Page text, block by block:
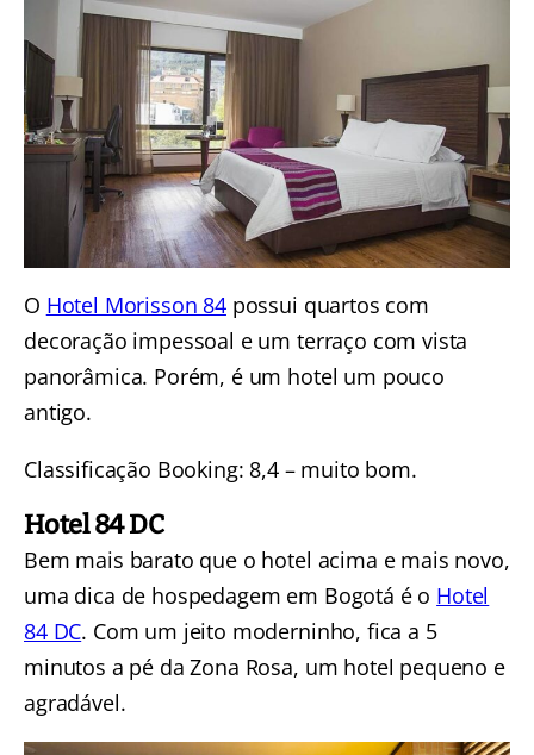
O Hotel Morisson 84possui quartos com
decoração impessoal e um terraço com vista
panorâmica. Porém, é um hotel um pouco
antigo.
Classificação Booking: 8,4 – muito bom.
Hotel 84 DC
Bem mais barato que o hotel acima e mais novo,
uma dica de hospedagem em Bogotá é o Hotel
84 DC. Com um jeito moderninho, fica a 5
minutos a pé da Zona Rosa, um hotel pequeno e
agradável.